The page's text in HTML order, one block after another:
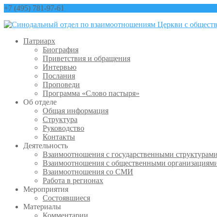
+7 (495) 781-97-61
Патриарх
Биография
Приветствия и обращения
Интервью
Послания
Проповеди
Программа «Слово пастыря»
Об отделе
Общая информация
Структура
Руководство
Контакты
Деятельность
Взаимоотношения с государственными
Взаимоотношения с общественными
Взаимоотношения со СМИ
Работа в регионах
Мероприятия
Состоявшиеся
Материалы
Комментарии